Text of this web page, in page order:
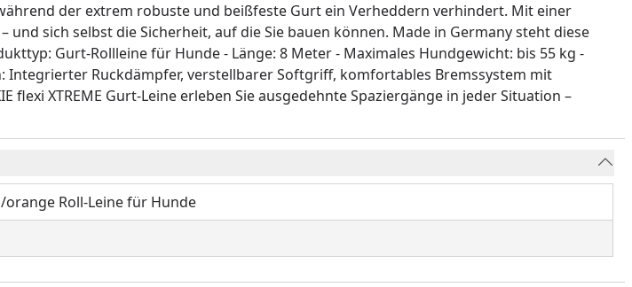
der extrem robuste und beißfeste Gurt ein Verheddern verhindert. Mit einer
sich selbst die Sicherheit, auf die Sie bauen können. Made in Germany steht diese
Gurt-Rollleine für Hunde - Länge: 8 Meter - Maximales Hundgewicht: bis 55 kg -
Integrierter Ruckdämpfer, verstellbarer Softgriff, komfortables Bremssystem mit
XTREME Gurt-Leine erleben Sie ausgedehnte Spaziergänge in jeder Situation –
orange Roll-Leine für Hunde